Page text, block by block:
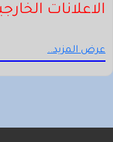
الاعلانات
عرض المزيد..